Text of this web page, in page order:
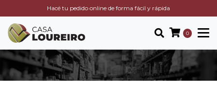
Hacé tu pedido online de forma fácil y rápida
0